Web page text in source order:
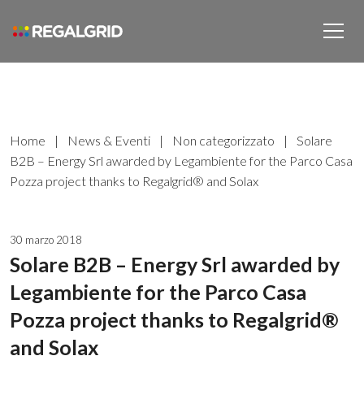
Home | News & Eventi | Non categorizzato |
Solare
B2B – Energy Srl awarded by Legambiente for the Parco Casa
Pozza project thanks to Regalgrid® and Solax
30 marzo 2018
Solare B2B – Energy Srl awarded by
Legambiente for the Parco Casa
Pozza project thanks to Regalgrid®
and Solax